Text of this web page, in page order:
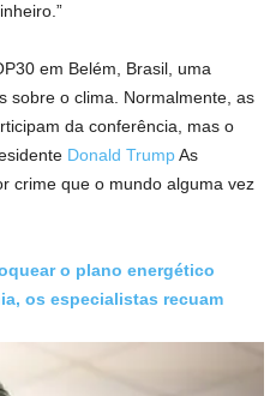
em Belém, Brasil, uma
sobre o clima. Normalmente, as
da conferência, mas o
Donald TrumpAs
crime que o mundo alguma vez
o plano energético
os especialistas recuam